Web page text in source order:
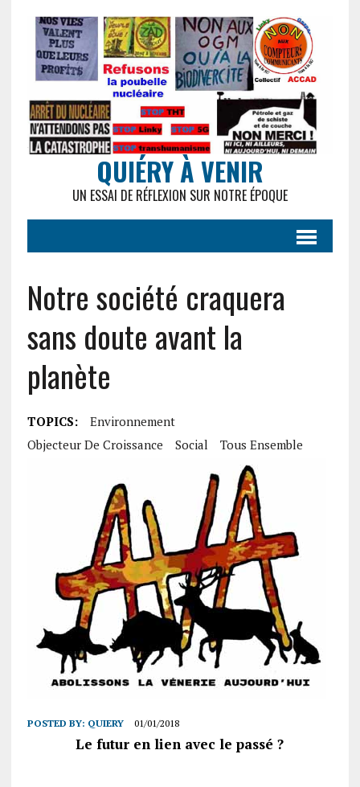
QUIÉRY À VENIR
UN ESSAI DE RÉFLEXION SUR NOTRE ÉPOQUE
Notre société craquera
sans doute avant la
planète
TOPICS:
Environnement
Objecteur De Croissance
Social Tous Ensemble
POSTED BY: QUIERY 01/01/2018
Le futur en lien avec le passé ?